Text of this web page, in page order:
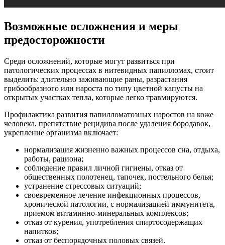
Возможные осложнения и меры
предосторожности
Среди осложнений, которые могут развиться при
патологических процессах в нитевидных папилломах, стоит
выделить: длительно заживающие раны, разрастания
грибообразного или нароста по типу цветной капусты на
открытых участках тепла, которые легко травмируются.
Профилактика развития папилломатозных наростов на коже
человека, препятствие рецидива после удаления бородавок,
укрепление организма включает:
нормализация жизненно важных процессов сна, отдыха,
работы, рациона;
соблюдение правил личной гигиены, отказ от
общественных полотенец, тапочек, постельного белья;
устранение стрессовых ситуаций;
своевременное лечение инфекционных процессов,
хронической патологии, с нормализацией иммунитета,
приемом витаминно-минеральных комплексов;
отказ от курения, употребления спиртосодержащих
напитков;
отказ от беспорядочных половых связей.